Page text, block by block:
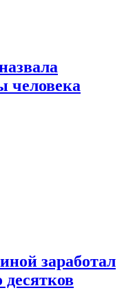
человека
заработал
десятков